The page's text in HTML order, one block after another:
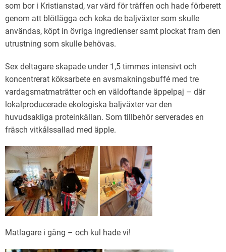
som bor i Kristianstad, var värd för träffen och hade förberett
genom att blötlägga och koka de baljväxter som skulle
användas, köpt in övriga ingredienser samt plockat fram den
utrustning som skulle behövas.
Sex deltagare skapade under 1,5 timmes intensivt och
koncentrerat köksarbete en avsmakningsbuffé med tre
vardagsmatmaträtter och en väldoftande äppelpaj – där
lokalproducerade ekologiska baljväxter var den
huvudsakliga proteinkällan. Som tillbehör serverades en
fräsch vitkålssallad med äpple.
Matlagare i gång – och kul hade vi!